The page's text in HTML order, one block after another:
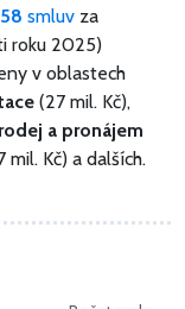
smluv za
roku 2025)
v oblastech
(27 mil. Kč),
a pronájem
mil. Kč) a dalších.